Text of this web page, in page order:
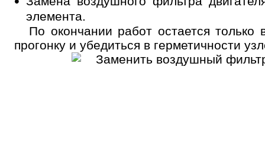
элемента.
По окончании работ остается
прогонку и убедиться в герметичности